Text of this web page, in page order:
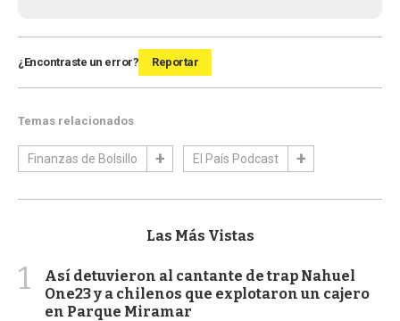
¿Encontraste un error? Reportar
Temas relacionados
Finanzas de Bolsillo El País Podcast
Las Más Vistas
1
Así detuvieron al cantante de trap Nahuel
One23 y a chilenos que explotaron un cajero
en Parque Miramar